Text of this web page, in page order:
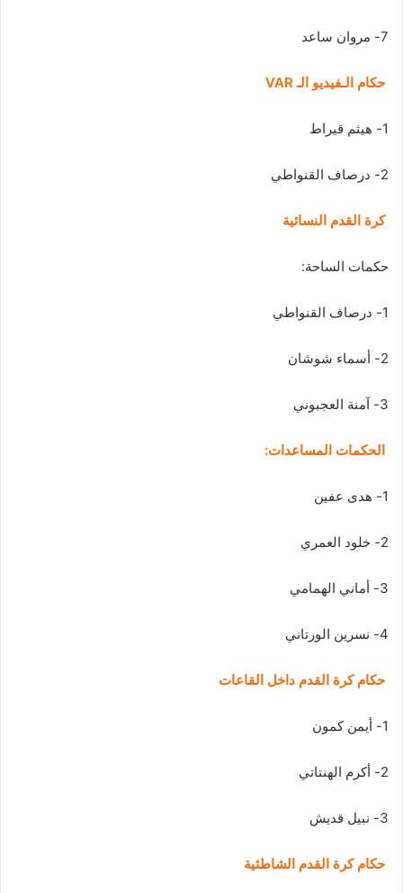
7- مروان ساعد
حكام الـفيديو الـ VAR
1- هيثم قيراط
2- درصاف القنواطي
كرة القدم النسائية
حكمات الساحة:
1- درصاف القنواطي
2- أسماء شوشان
3- آمنة العجبوني
الحكمات المساعدات:
1- هدى عفين
2- خلود العمري
3- أماني الهمامي
4- نسرين الورتاني
حكام كرة القدم داخل القاعات
1- أيمن كمون
2- أكرم الهنتاتي
3- نبيل قديش
حكام كرة القدم الشاطئية